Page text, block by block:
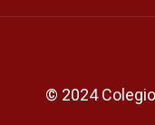
© 2024